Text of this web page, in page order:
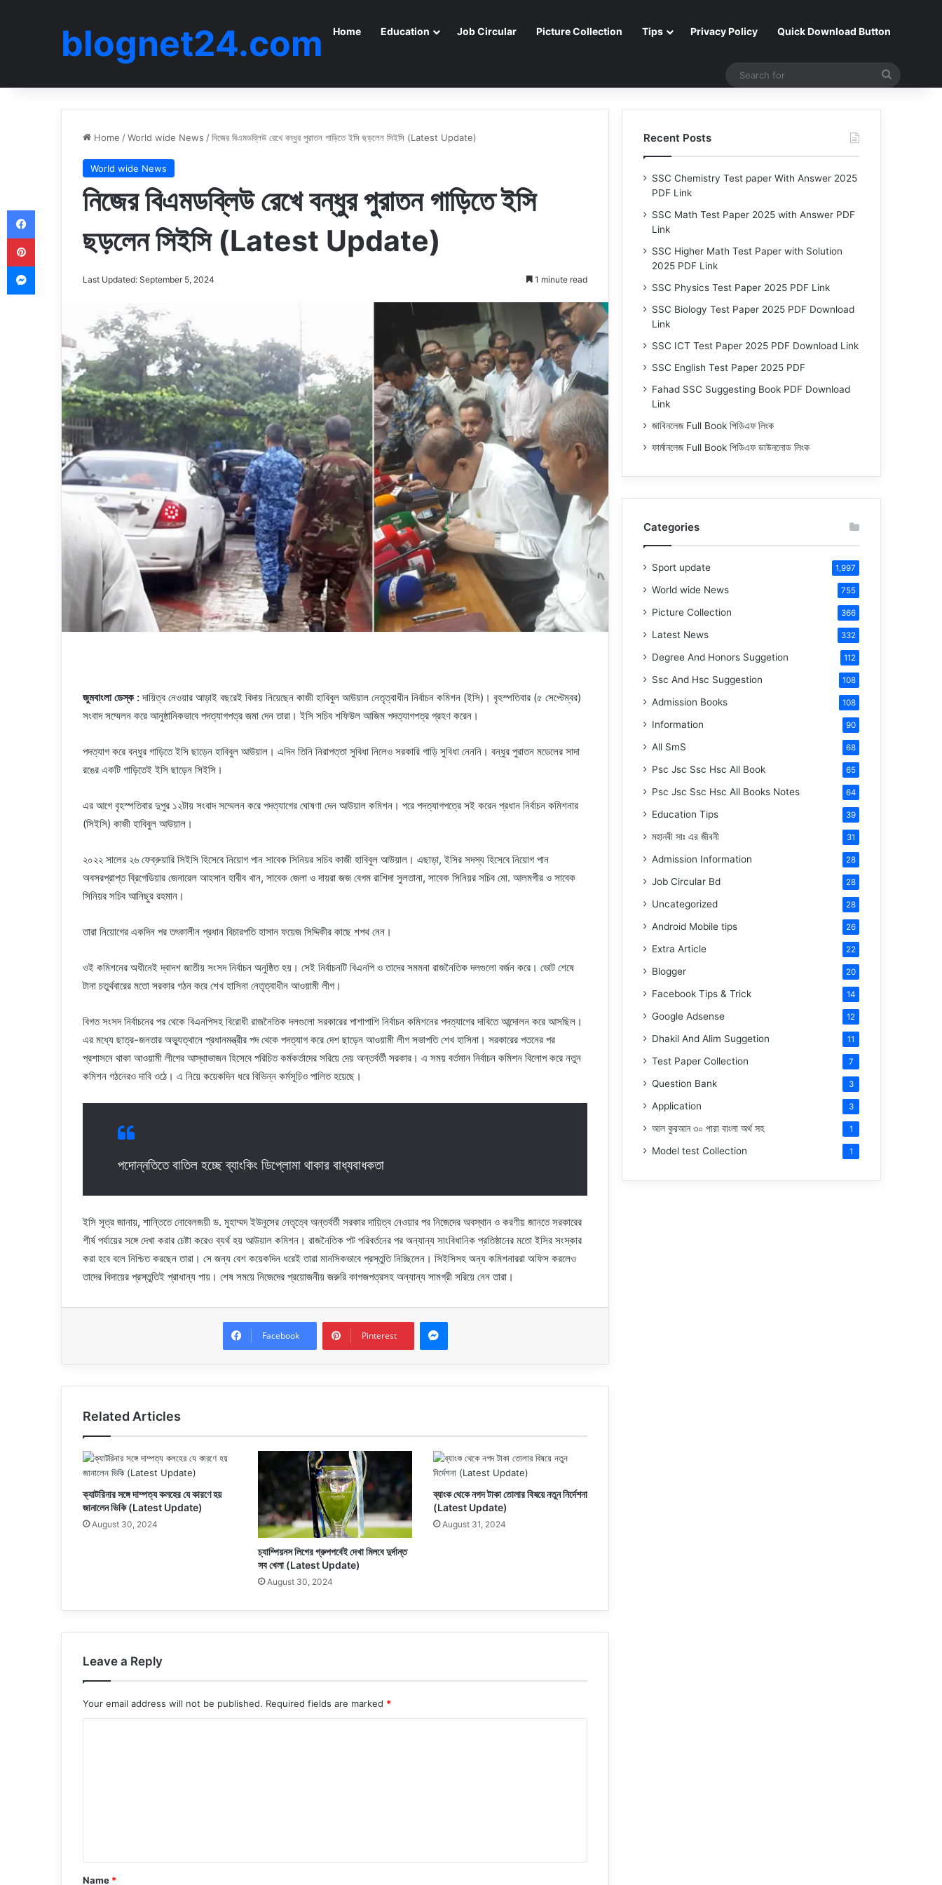
blognet24.com Home Education Job Circular Picture Collection Tips Privacy Policy Quick Download Button
Home /World wide News /নিজের বিএমডব্লিউ রেখে বন্ধুর পুরাতন গাড়িতে ইসি ছড়লেন সিইসি (Latest Update)
World wide News
নিজের বিএমডব্লিউ রেখে বন্ধুর পুরাতন গাড়িতে ইসি
ছড়লেন সিইসি (Latest Update)
Last Updated: September 5, 2024 1 minute read
জুমবাংলা ডেস্ক :দায়িত্ব নেওয়ার আড়াই বছরেই বিদায় নিয়েছেন কাজী হাবিবুল আউয়াল নেতৃত্বাধীন নির্বাচন কমিশন (ইসি)। বৃহস্পতিবার (৫ সেপ্টেম্বর)
সংবাদ সম্মেলন করে আনুষ্ঠানিকভাবে পদত্যাগপত্র জমা দেন তারা। ইসি সচিব শফিউল আজিম পদত্যাগপত্র গ্রহণ করেন।
পদত্যাগ করে বন্ধুর গাড়িতে ইসি ছাড়েন হাবিবুল আউয়াল। এদিন তিনি নিরাপত্তা সুবিধা নিলেও সরকারি গাড়ি সুবিধা নেননি। বন্ধুর পুরাতন মডেলের সাদা
রঙের একটি গাড়িতেই ইসি ছাড়েন সিইসি।
এর আগে বৃহস্পতিবার দুপুর ১২টায় সংবাদ সম্মেলন করে পদত্যাগের ঘোষণা দেন আউয়াল কমিশন। পরে পদত্যাগপত্রে সই করেন প্রধান নির্বাচন কমিশনার
(সিইসি) কাজী হাবিবুল আউয়াল।
২০২২ সালের ২৬ ফেব্রুয়ারি সিইসি হিসেবে নিয়োগ পান সাবেক সিনিয়র সচিব কাজী হাবিবুল আউয়াল। এছাড়া, ইসির সদস্য হিসেবে নিয়োগ পান
অবসরপ্রাপ্ত ব্রিগেডিয়ার জেনারেল আহসান হাবীব খান, সাবেক জেলা ও দায়রা জজ বেগম রাশিদা সুলতানা, সাবেক সিনিয়র সচিব মো. আলমগীর ও সাবেক
সিনিয়র সচিব আনিছুর রহমান।
তারা নিয়োগের একদিন পর তৎকালীন প্রধান বিচারপতি হাসান ফয়েজ সিদ্দিকীর কাছে শপথ নেন।
ওই কমিশনের অধীনেই দ্বাদশ জাতীয় সংসদ নির্বাচন অনুষ্ঠিত হয়। সেই নির্বাচনটি বিএনপি ও তাদের সমমনা রাজনৈতিক দলগুলো বর্জন করে। ভোট শেষে
টানা চতুর্থবারের মতো সরকার গঠন করে শেখ হাসিনা নেতৃত্বাধীন আওয়ামী লীগ।
বিগত সংসদ নির্বাচনের পর থেকে বিএনপিসহ বিরোধী রাজনৈতিক দলগুলো সরকারের পাশাপাশি নির্বাচন কমিশনের পদত্যাগের দাবিতে আন্দোলন করে আসছিল।
এর মধ্যে ছাত্র-জনতার অভ্যুত্থানে প্রধানমন্ত্রীর পদ থেকে পদত্যাগ করে দেশ ছাড়েন আওয়ামী লীগ সভাপতি শেখ হাসিনা। সরকারের পতনের পর
প্রশাসনে থাকা আওয়ামী লীগের আস্থাভাজন হিসেবে পরিচিত কর্মকর্তাদের সরিয়ে দেয় অন্তর্বর্তী সরকার। এ সময় বর্তমান নির্বাচন কমিশন বিলোপ করে নতুন
কমিশন গঠনেরও দাবি ওঠে। এ নিয়ে কয়েকদিন ধরে বিভিন্ন কর্মসূচিও পালিত হয়েছে।
পদোন্নতিতে বাতিল হচ্ছে ব্যাংকিং ডিপ্লোমা থাকার বাধ্যবাধকতা
ইসি সূত্র জানায়, শান্তিতে নোবেলজয়ী ড. মুহাম্মদ ইউনূসের নেতৃত্বে অন্তর্বর্তী সরকার দায়িত্ব নেওয়ার পর নিজেদের অবস্থান ও করণীয় জানতে সরকারের
শীর্ষ পর্যায়ের সঙ্গে দেখা করার চেষ্টা করেও ব্যর্থ হয় আউয়াল কমিশন। রাজনৈতিক পট পরিবর্তনের পর অন্যান্য সাংবিধানিক প্রতিষ্ঠানের মতো ইসির সংস্কার
করা হবে বলে নিশ্চিত করছেন তারা। সে জন্য বেশ কয়েকদিন ধরেই তারা মানসিকভাবে প্রস্তুতি নিচ্ছিলেন। সিইসিসহ অন্য কমিশনাররা অফিস করলেও
তাদের বিদায়ের প্রস্তুতিই প্রাধান্য পায়। শেষ সময়ে নিজেদের প্রয়োজনীয় জরুরি কাগজপত্রসহ অন্যান্য সামগ্রী সরিয়ে নেন তারা।
Facebook Pinterest
Messenger
Related Articles
ক্যাটরিনার সঙ্গে দাম্পত্য কলহের যে কারণে হয়
জানালেন ভিকি (Latest Update)
August 30, 2024
চ্যাম্পিয়নস লিগের গ্রুপপর্বেই দেখা মিলবে দুর্দান্ত
সব খেলা (Latest Update)
August 30, 2024
ব্যাংক থেকে নগদ টাকা তোলার বিষয়ে নতুন নির্দেশনা
(Latest Update)
August 31, 2024
Leave a Reply
Your email address will not be published. Required fields are marked *
*
Name *
Recent Posts
SSC Chemistry Test paper With Answer 2025
PDF Link
SSC Math Test Paper 2025 with Answer PDF
Link
SSC Higher Math Test Paper with Solution
2025 PDF Link
SSC Physics Test Paper 2025 PDF Link
SSC Biology Test Paper 2025 PDF Download
Link
SSC ICT Test Paper 2025 PDF Download Link
SSC English Test Paper 2025 PDF
Fahad SSC Suggesting Book PDF Download
Link
জাবিনলেজ Full Book পিডিএফ লিংক
ফার্মানলেজ Full Book পিডিএফ ডাউনলোড লিংক
Categories
Sport update 1,997
World wide News 755
Picture Collection 366
Latest News 332
Degree And Honors Suggetion 112
Ssc And Hsc Suggestion 108
Admission Books 108
Information 90
All SmS 68
Psc Jsc Ssc Hsc All Book 65
Psc Jsc Ssc Hsc All Books Notes 64
Education Tips 39
মহানবীসাঃ এর জীবনী 31
Admission Information 28
Job Circular Bd 28
Uncategorized 28
Android Mobile tips 26
Extra Article 22
Blogger 20
Facebook Tips & Trick 14
Google Adsense 12
Dhakil And Alim Suggetion 11
Test Paper Collection 7
Question Bank 3
Application 3
আল কুরআন ৩০ পারা বাংলা অর্থ সহ 1
Model test Collection 1
Facebook
Pinterest
Messenger